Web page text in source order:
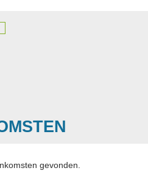
gevonden.